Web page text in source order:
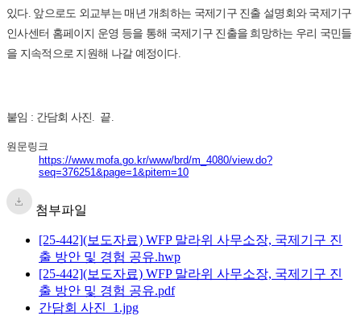
있다. 앞으로도 외교부는 매년 개최하는 국제기구 진출 설명회와 국제기구
인사센터 홈페이지 운영 등을 통해 국제기구 진출을 희망하는 우리 국민들
을 지속적으로 지원해 나갈 예정이다.
붙임 : 간담회 사진. 끝.
원문링크
https://www.mofa.go.kr/www/brd/m_4080/view.do?
seq=376251&page=1&pitem=10
첨부파일
[25-442](보도자료) WFP 말라위 사무소장, 국제기구 진
출 방안 및 경험 공유.hwp
[25-442](보도자료) WFP 말라위 사무소장, 국제기구 진
출 방안 및 경험 공유.pdf
간담회 사진_1.jpg